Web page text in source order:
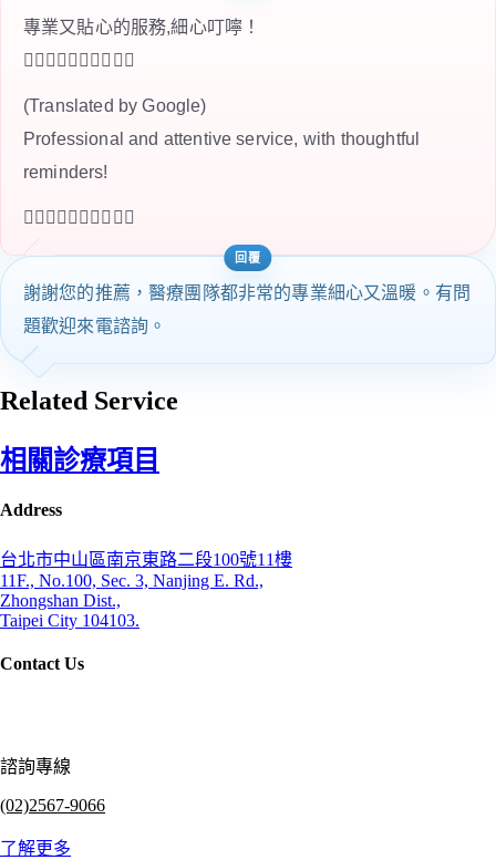
專業又貼心的服務,細心叮嚀！
👍🏻👍🏻👍🏻👍🏻👍🏻
(Translated by Google)
Professional and attentive service, with thoughtful
reminders!
👍🏻👍🏻👍🏻👍🏻👍🏻
謝謝您的推薦，醫療團隊都非常的專業細心又溫暖。有問
題歡迎來電諮詢。
Related Service
相關診療項目
Address
台北市中山區南京東路二段100號11樓
11F., No.100, Sec. 3, Nanjing E. Rd.,
Zhongshan Dist.,
Taipei City 104103.
Contact Us
諮詢專線
(02)2567-9066
了解更多